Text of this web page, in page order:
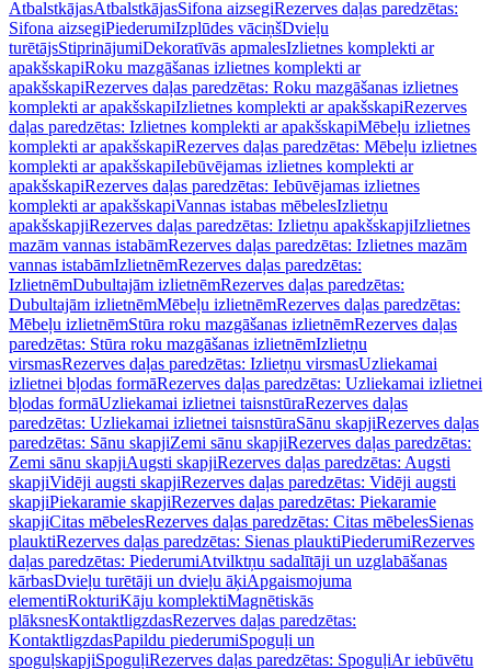
AtbalstkājasAtbalstkājasSifona aizsegiRezerves daļas paredzētas:
Sifona aizsegiPiederumiIzplūdes vāciņšDvieļu
turētājsStiprinājumiDekoratīvās apmalesIzlietnes komplekti ar
apakšskapiRoku mazgāšanas izlietnes komplekti ar
apakšskapiRezerves daļas paredzētas: Roku mazgāšanas izlietnes
komplekti ar apakšskapiIzlietnes komplekti ar apakšskapiRezerves
daļas paredzētas: Izlietnes komplekti ar apakšskapiMēbeļu izlietnes
komplekti ar apakšskapiRezerves daļas paredzētas: Mēbeļu izlietnes
komplekti ar apakšskapiIebūvējamas izlietnes komplekti ar
apakšskapiRezerves daļas paredzētas: Iebūvējamas izlietnes
komplekti ar apakšskapiVannas istabas mēbelesIzlietņu
apakšskapjiRezerves daļas paredzētas: Izlietņu apakšskapjiIzlietnes
mazām vannas istabāmRezerves daļas paredzētas: Izlietnes mazām
vannas istabāmIzlietnēmRezerves daļas paredzētas:
IzlietnēmDubultajām izlietnēmRezerves daļas paredzētas:
Dubultajām izlietnēmMēbeļu izlietnēmRezerves daļas paredzētas:
Mēbeļu izlietnēmStūra roku mazgāšanas izlietnēmRezerves daļas
paredzētas: Stūra roku mazgāšanas izlietnēmIzlietņu
virsmasRezerves daļas paredzētas: Izlietņu virsmasUzliekamai
izlietnei bļodas formāRezerves daļas paredzētas: Uzliekamai izlietnei
bļodas formāUzliekamai izlietnei taisnstūraRezerves daļas
paredzētas: Uzliekamai izlietnei taisnstūraSānu skapjiRezerves daļas
paredzētas: Sānu skapjiZemi sānu skapjiRezerves daļas paredzētas:
Zemi sānu skapjiAugsti skapjiRezerves daļas paredzētas: Augsti
skapjiVidēji augsti skapjiRezerves daļas paredzētas: Vidēji augsti
skapjiPiekaramie skapjiRezerves daļas paredzētas: Piekaramie
skapjiCitas mēbelesRezerves daļas paredzētas: Citas mēbelesSienas
plauktiRezerves daļas paredzētas: Sienas plauktiPiederumiRezerves
daļas paredzētas: PiederumiAtvilktņu sadalītāji un uzglabāšanas
kārbasDvieļu turētāji un dvieļu āķiApgaismojuma
elementiRokturiKāju komplektiMagnētiskās
plāksnesKontaktligzdasRezerves daļas paredzētas:
KontaktligzdasPapildu piederumiSpoguļi un
spoguļskapjiSpoguļiRezerves daļas paredzētas: SpoguļiAr iebūvētu